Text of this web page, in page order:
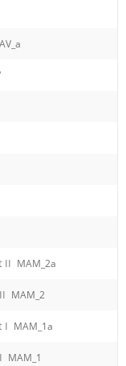
II MAM_2a
MAM_2
I MAM_1a
MAM_1